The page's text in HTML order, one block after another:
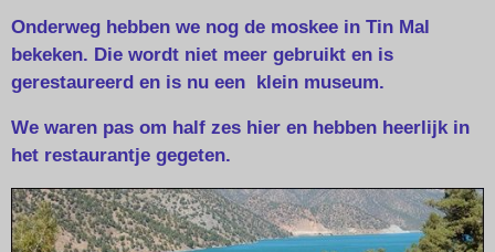
Onderweg hebben we nog de moskee in Tin Mal
bekeken. Die wordt niet meer gebruikt en is
gerestaureerd en is nu een klein museum.
We waren pas om half zes hier en hebben heerlijk in
het restaurantje gegeten.